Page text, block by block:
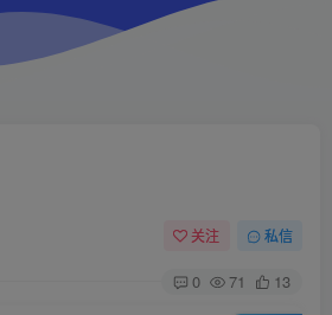
关注 私信
0 71
13